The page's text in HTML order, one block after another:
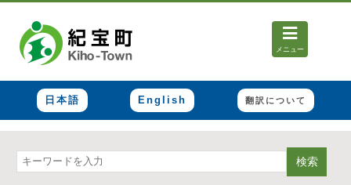
メニュー
日本語 English 翻訳について
検索